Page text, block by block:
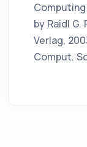
by Raidl
Verlag,
Comput.